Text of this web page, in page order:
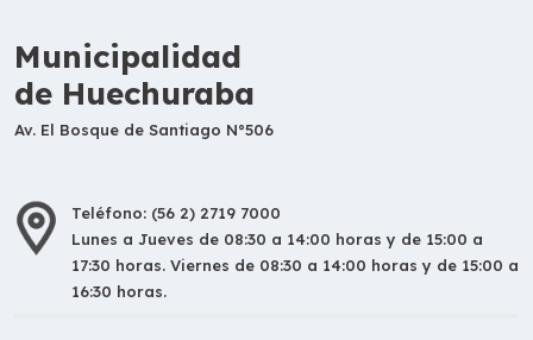
Municipalidad
de Huechuraba
Av. El Bosque de Santiago N°506
Teléfono: (56 2) 2719 7000
Lunes a Jueves de 08:30 a 14:00 horas y de 15:00 a
17:30 horas. Viernes de 08:30 a 14:00 horas y de 15:00 a
16:30 horas.